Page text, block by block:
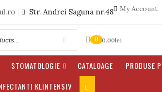
Str. Andrei Saguna nr.48 My Account
0 0.00lei
STOMATOLOGIE CATALOAGE PRODUSE
KLINTENSIV